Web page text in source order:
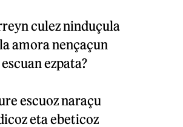
culez ninduçula
amora nençaçun
ezpata?
escuoz naraçu
eta ebeticoz